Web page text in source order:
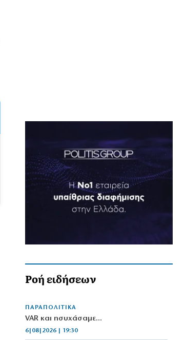
Ροή ειδήσεων
ΠΑΡΑΠΟΛΙΤΙΚΑ
VAR και ησυχάσαμε…
6|08|2026 | 19:30